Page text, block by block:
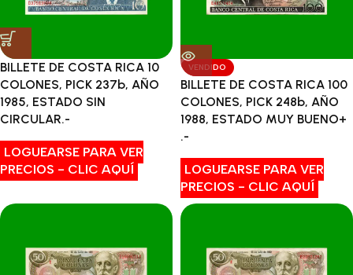
BILLETE DE COSTA RICA 10
COLONES, PICK 237b, AÑO
1985, ESTADO SIN
CIRCULAR.-
LOGUEARSE PARA VER
PRECIOS - CLIC AQUÍ
VENDIDO
BILLETE DE COSTA RICA 100
COLONES, PICK 248b, AÑO
1988, ESTADO MUY BUENO+
.-
LOGUEARSE PARA VER
PRECIOS - CLIC AQUÍ